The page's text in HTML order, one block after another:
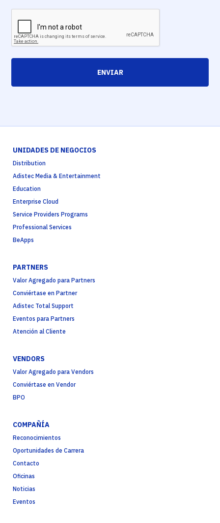
ENVIAR
UNIDADES DE NEGOCIOS
Distribution
Adistec Media & Entertainment
Education
Enterprise Cloud
Service Providers Programs
Professional Services
BeApps
PARTNERS
Valor Agregado para Partners
Conviértase en Partner
Adistec Total Support
Eventos para Partners
Atención al Cliente
VENDORS
Valor Agregado para Vendors
Conviértase en Vendor
BPO
COMPAÑÍA
Reconocimientos
Oportunidades de Carrera
Contacto
Oficinas
Noticias
Eventos